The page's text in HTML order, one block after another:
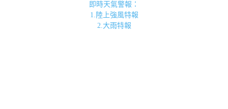
即時天氣警報：
1.陸上強風特報
2.大雨特報